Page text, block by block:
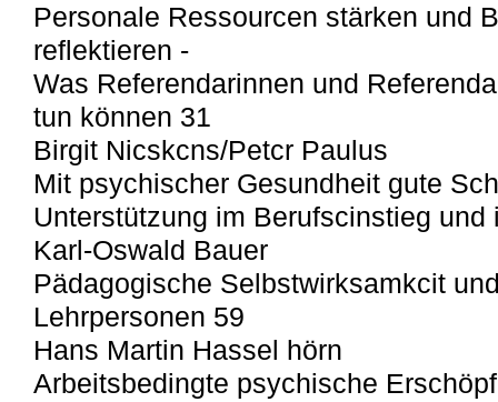
Personale Ressourcen stärken und
reflektieren -
Was Referendarinnen und
tun können 31
Birgit Nicskcns/Petcr Paulus
Mit psychischer Gesundheit gute
Unterstützung im Berufscinstieg und
Karl-Oswald Bauer
Pädagogische Selbstwirksamkcit
Lehrpersonen 59
Hans Martin Hassel hörn
Arbeitsbedingte psychische